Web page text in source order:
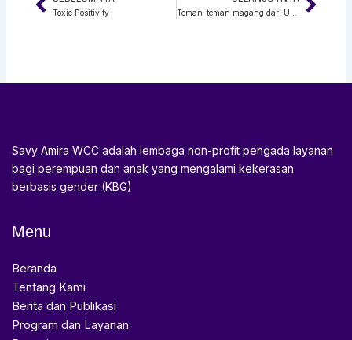
Prev
Toxic Positivity Next
Savy Amira WCC adalah lembaga non-profit pengada layanan
bagi perempuan dan anak yang mengalami kekerasan
berbasis gender (KBG)
Menu
Beranda
Tentang Kami
Berita dan Publikasi
Program dan Layanan